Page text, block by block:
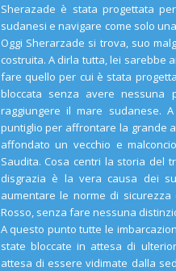
Sherazade è stata progettata
sudanesi e navigare come solo
Oggi Sherarzade si trova, suo
costruita. A dirla tutta, lei sarebbe
fare quello per cui è stata
bloccata senza avere nessuna
raggiungere il mare sudanese.
puntiglio per affrontare la grande
affondato un vecchio e
Saudita. Cosa centri la storia del
disgrazia è la vera causa dei
aumentare le norme di
Rosso, senza fare nessuna
A questo punto tutte le
state bloccate in attesa di
attesa di essere vidimate dalla